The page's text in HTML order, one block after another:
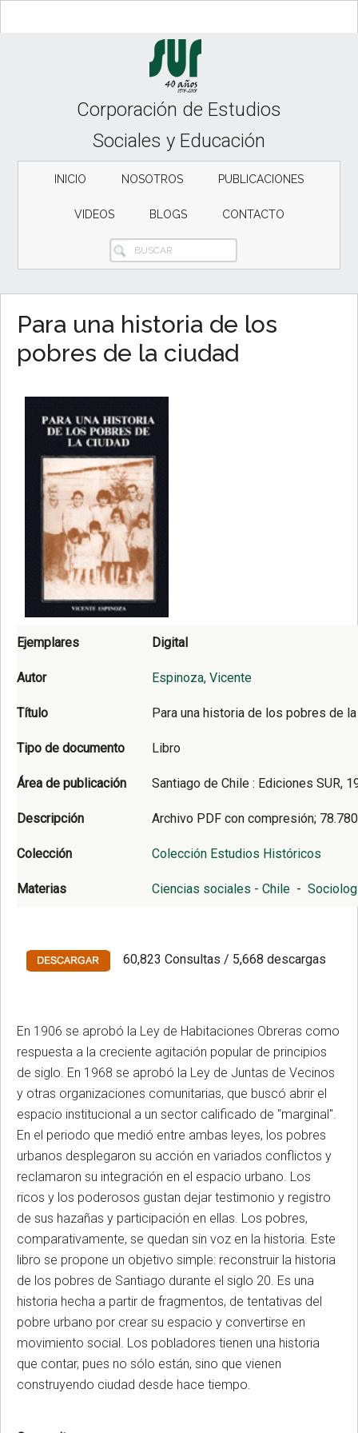
to
to
Corporación de Estudios
Sociales y Educación
INICIO NOSOTROS PUBLICACIONES
VIDEOS BLOGS CONTACTO
BUSCAR
Para una historia de los
pobres de la ciudad
Ejemplares Digital
Autor Espinoza, Vicente
Título Para una historia de los pobres de
Tipo de documento Libro
Área de publicación Santiago de Chile : Ediciones SUR,
Descripción Archivo PDF con compresión;
Colección Colección Estudios Históricos
Materias Ciencias sociales - Chile -
60,823 Consultas / 5,668 descargas
En 1906 se aprobó la Ley de Habitaciones Obreras como
respuesta a la creciente agitación popular de principios
de siglo. En 1968 se aprobó la Ley de Juntas de Vecinos
y otras organizaciones comunitarias, que buscó abrir el
espacio institucional a un sector calificado de "marginal".
En el periodo que medió entre ambas leyes, los pobres
urbanos desplegaron su acción en variados conflictos y
reclamaron su integración en el espacio urbano. Los
ricos y los poderosos gustan dejar testimonio y registro
de sus hazañas y participación en ellas. Los pobres,
comparativamente, se quedan sin voz en la historia. Este
libro se propone un objetivo simple: reconstruir la historia
de los pobres de Santiago durante el siglo 20. Es una
historia hecha a partir de fragmentos, de tentativas del
pobre urbano por crear su espacio y convertirse en
movimiento social. Los pobladores tienen una historia
que contar, pues no sólo están, sino que vienen
construyendo ciudad desde hace tiempo.